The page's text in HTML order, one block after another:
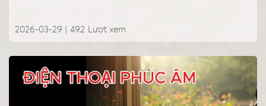
2026-03-29 | Lượt xem
492